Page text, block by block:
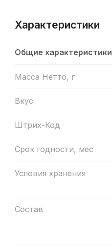
Характеристики
Общие характеристики
Масса Нетто, г
Вкус
Штрих-Код
Срок годности, мес
Условия хранения
Состав